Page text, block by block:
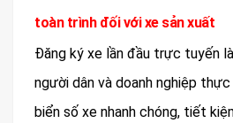
toàn trình đối với xe sản xuất
Đăng ký xe lần đầu trực tuyến
người dân và doanh nghiệp
biển số xe nhanh chóng, tiết